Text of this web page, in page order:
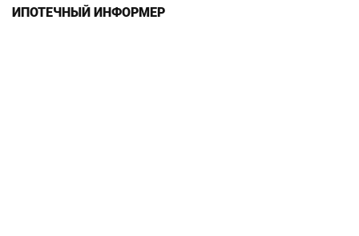
ИПОТЕЧНЫЙ ИНФОРМЕР